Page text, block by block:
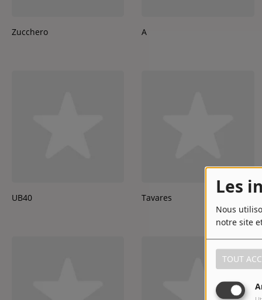
Les
Nous
notre site
TOUT
Zucchero A
UB40 Tavares